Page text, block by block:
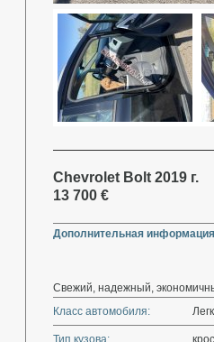
Chevrolet Bolt 2019 г.
13 700 €
Дополнительная
Свежий, надежный,
Класс автомобиля:
Тип кузова: